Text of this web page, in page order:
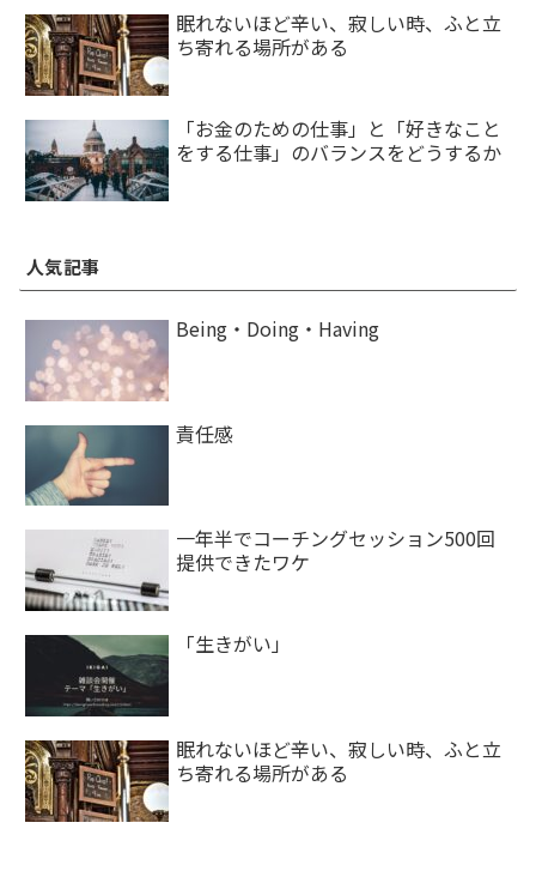
眠れないほど辛い、寂しい時、ふと立
ち寄れる場所がある
「お金のための仕事」と「好きなこと
をする仕事」のバランスをどうするか
人気記事
Being・Doing・Having
責任感
一年半でコーチングセッション500回
提供できたワケ
「生きがい」
眠れないほど辛い、寂しい時、ふと立
ち寄れる場所がある